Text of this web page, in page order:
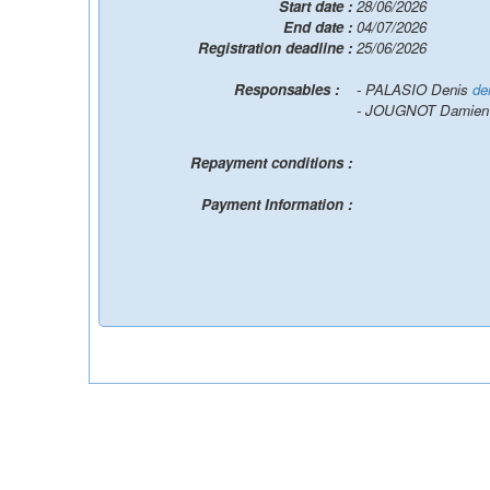
Start date : 28/06/2026
End date : 04/07/2026
Registration deadline : 25/06/2026
- PALASIO Denis
- JOUGNOT
Repayment conditions :
Payment Information :